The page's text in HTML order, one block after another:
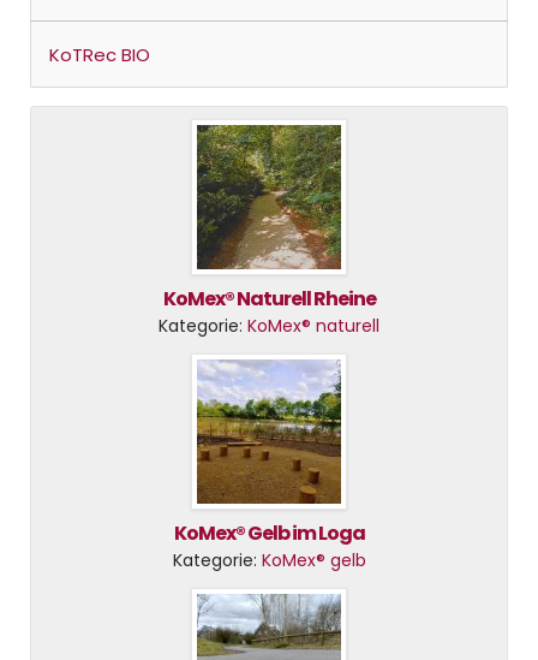
KoTRec BIO
KoMex® Naturell Rheine
Kategorie: KoMex® naturell
KoMex® Gelb im Loga
Kategorie: KoMex® gelb